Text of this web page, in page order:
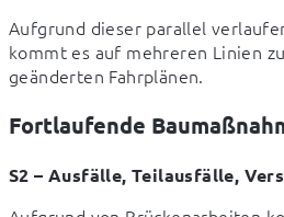
Aufgrund dieser parallel
kommt es auf mehreren Linien
geänderten Fahrplänen.
Fortlaufende
S2 – Ausfälle, Teilausfälle,